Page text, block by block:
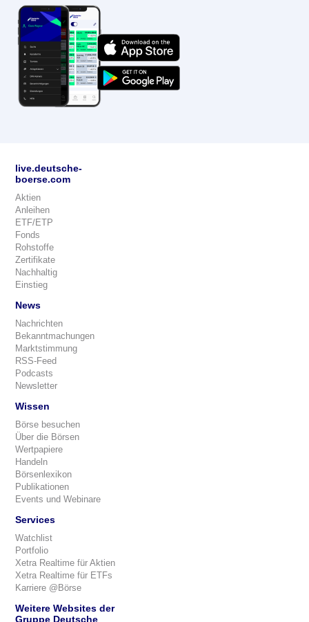
live.deutsche-
boerse.com
Aktien
Anleihen
ETF/ETP
Fonds
Rohstoffe
Zertifikate
Nachhaltig
Einstieg
News
Nachrichten
Bekanntmachungen
Marktstimmung
RSS-Feed
Podcasts
Newsletter
Wissen
Börse besuchen
Über die Börsen
Wertpapiere
Handeln
Börsenlexikon
Publikationen
Events und Webinare
Services
Watchlist
Portfolio
Xetra Realtime für Aktien
Xetra Realtime für ETFs
Karriere @Börse
Weitere Websites der
Gruppe Deutsche